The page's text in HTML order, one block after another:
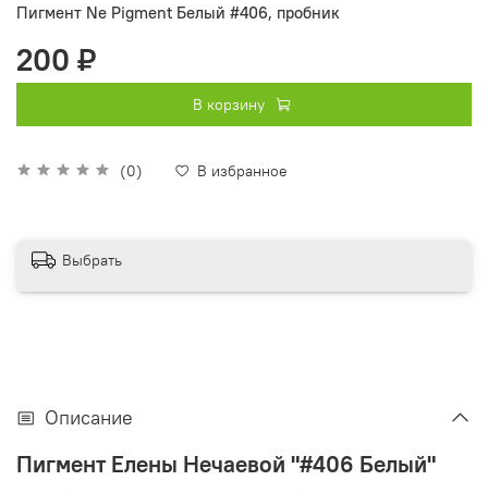
Пигмент Ne Pigment Белый #406, пробник
(0) В избранное
200 ₽
В корзину
Выбрать
Описание
Пигмент Елены Нечаевой "#406 Белый"